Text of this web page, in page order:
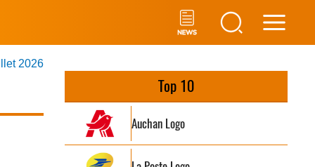
2026
Top 10
Auchan Logo